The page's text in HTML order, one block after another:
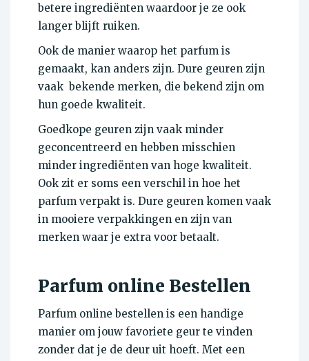
betere ingrediënten waardoor je ze ook
langer blijft ruiken.
Ook de manier waarop het parfum is
gemaakt, kan anders zijn. Dure geuren zijn
vaak bekende merken, die bekend zijn om
hun goede kwaliteit.
Goedkope geuren zijn vaak minder
geconcentreerd en hebben misschien
minder ingrediënten van hoge kwaliteit.
Ook zit er soms een verschil in hoe het
parfum verpakt is. Dure geuren komen vaak
in mooiere verpakkingen en zijn van
merken waar je extra voor betaalt.
Parfum online Bestellen
Parfum online bestellen is een handige
manier om jouw favoriete geur te vinden
zonder dat je de deur uit hoeft. Met een